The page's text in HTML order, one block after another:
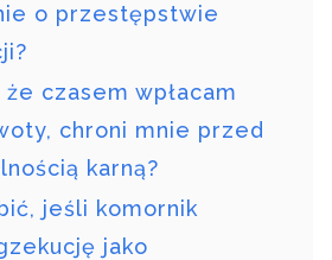
o przestępstwie
czasem wpłacam
chroni mnie przed
karną?
jeśli komornik
jako